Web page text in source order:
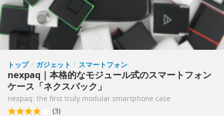
トップ / ガジェット / スマートフォン
nexpaq｜本格的なモジュール式のスマートフォン
ケース「ネクスパック」
nexpaq: the first truly modular smartphone case
(3)